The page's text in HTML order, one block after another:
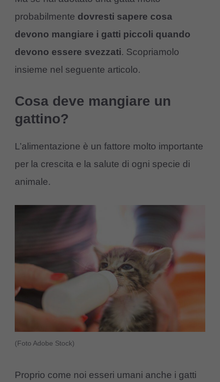
probabilmente dovresti sapere cosa
devono mangiare i gatti piccoli quando
devono essere svezzati. Scopriamolo
insieme nel seguente articolo.
Cosa deve mangiare un
gattino?
L’alimentazione è un fattore molto importante
per la crescita e la salute di ogni specie di
animale.
(Foto Adobe Stock)
Proprio come noi esseri umani anche i gatti